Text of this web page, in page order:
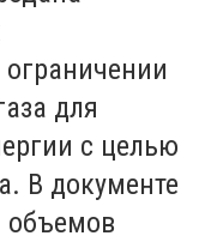
для
с целью
В документе
объемов